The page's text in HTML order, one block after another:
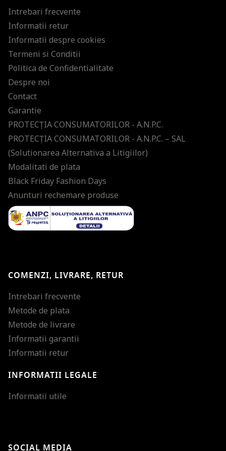
Intrebari frecvente
Informatii retur
Informatii despre cookies
Termeni si Conditii
Politica de Confidentialitate
Despre noi
Contact
Garantie
PROTECŢIA CONSUMATORILOR - A.N.P.C.
PROTECŢIA CONSUMATORILOR - A.N.P.C. – SAL
(Solutionarea Alternativa a Litigiilor)
Modalitati de plata
Black Friday Fashion Days
Anunturi rechemare produse
COMENZI, LIVRARE, RETUR
Intrebari frecvente
Metode de plata
Metode de livrare
Informatii garantii
Informatii retur
INFORMATII LEGALE
Informatii utile
SOCIAL MEDIA